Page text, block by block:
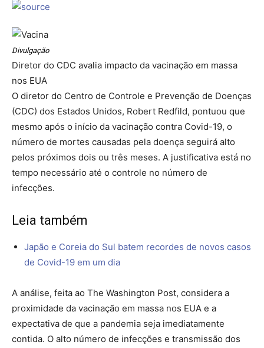
Divulgação
Diretor do CDC avalia impacto da vacinação em massa
nos EUA
O diretor do Centro de Controle e Prevenção de Doenças
(CDC) dos Estados Unidos, Robert Redfild, pontuou que
mesmo após o início da vacinação contra Covid-19, o
número de mortes causadas pela doença seguirá alto
pelos próximos dois ou três meses. A justificativa está no
tempo necessário até o controle no número de
infecções.
Leia também
Japão e Coreia do Sul batem recordes de novos casos
de Covid-19 em um dia
A análise, feita ao The Washington Post, considera a
proximidade da vacinação em massa nos EUA e a
expectativa de que a pandemia seja imediatamente
contida. O alto número de infecções e transmissão dos